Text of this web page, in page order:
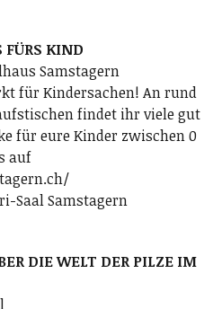
FÜRS KIND
Samstagern
für Kindersachen! An rund
findet ihr viele gut
für eure Kinder zwischen 0
auf
Saal Samstagern
DIE WELT DER PILZE IM